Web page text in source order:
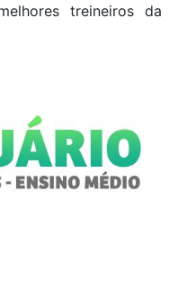
treineiros da